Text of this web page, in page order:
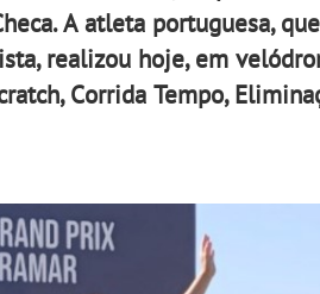
A atleta portuguesa,
realizou hoje, em
Corrida Tempo,